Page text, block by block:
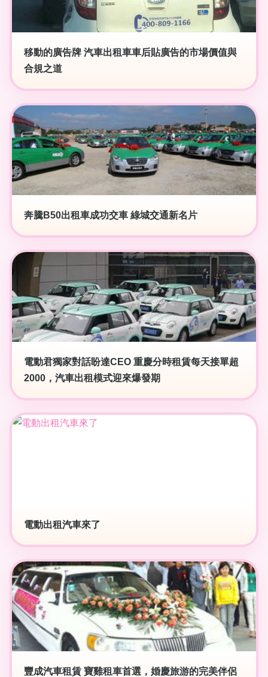
移動的廣告牌 汽車出租車車后貼廣告的市場價值與
合規之道
奔騰B50出租車成功交車 綠城交通新名片
電動君獨家對話盼達CEO 重慶分時租賃每天接單超
2000，汽車出租模式迎來爆發期
電動出租汽車來了
豐成汽車租賃 寶雞租車首選，婚慶旅游的完美伴侶